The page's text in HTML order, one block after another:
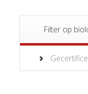
Filter op